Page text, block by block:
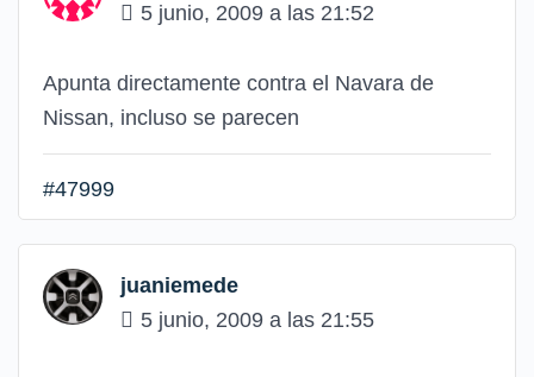
5 junio, 2009 a las 21:52
Apunta directamente contra el Navara de
Nissan, incluso se parecen
#47999
juaniemede
5 junio, 2009 a las 21:55